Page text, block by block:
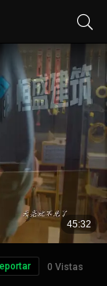
0 Vistas